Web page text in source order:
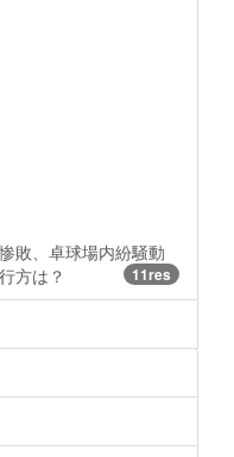
敗、卓球場内紛騒動
方は？
11res